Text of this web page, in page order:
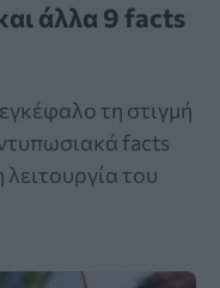
άλλα 9 facts
τη στιγμή
facts
του